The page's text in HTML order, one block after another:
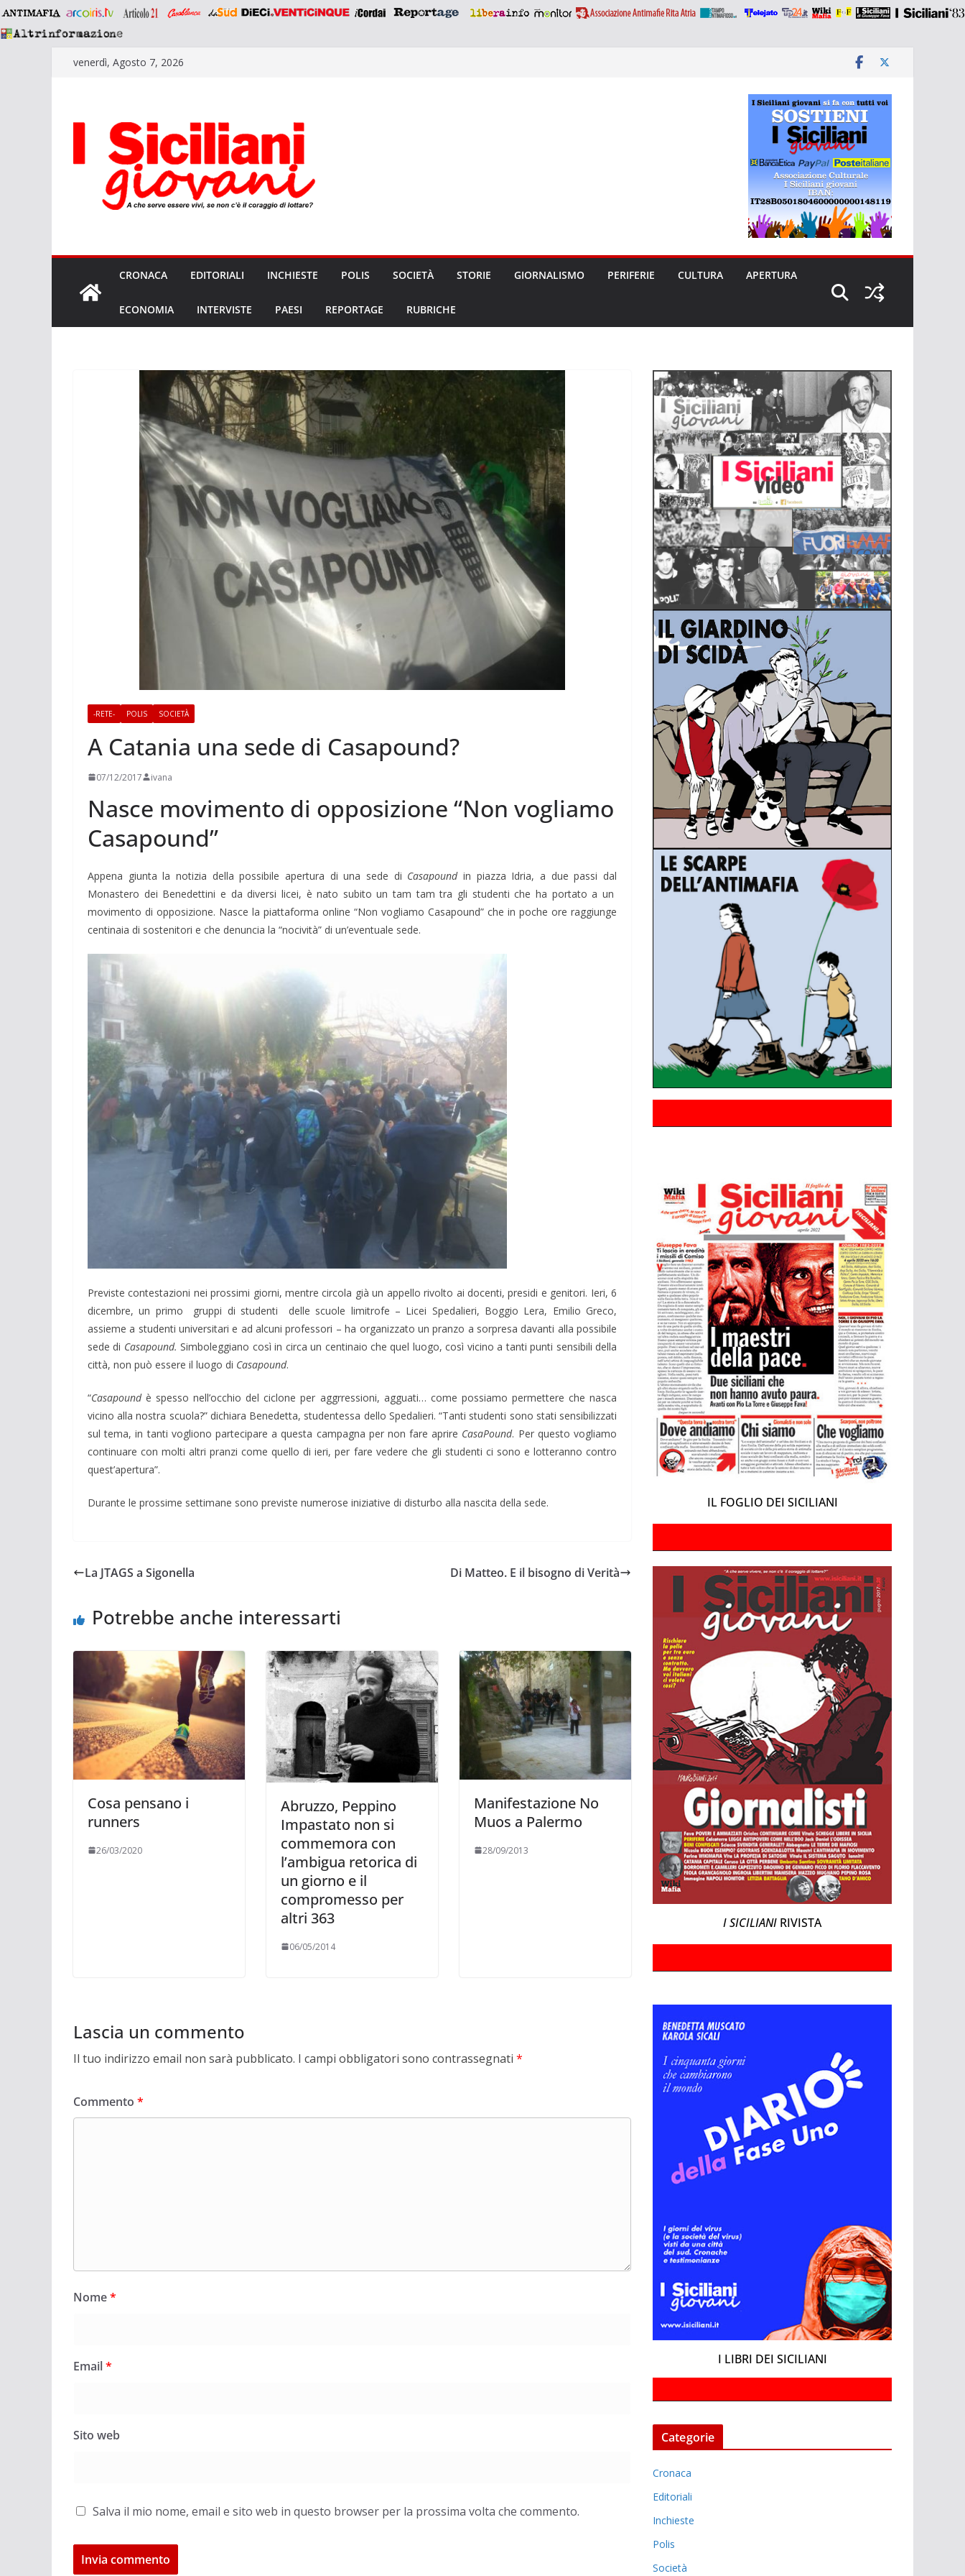
Saltavenerdì, Agosto 7, 2026
CRONACA EDITORIALI INCHIESTE POLIS SOCIETÀ STORIE GIORNALISMO PERIFERIE CULTURA APERTURA
ECONOMIA INTERVISTE PAESI REPORTAGE RUBRICHE
-RETE- POLIS SOCIETÀ
A Catania una sede di Casapound?
07/12/2017 ivana
Nasce movimento di opposizione “Non vogliamo
Casapound”
Appena giunta la notizia della possibile apertura di una sede di Casapoundin piazza Idria, a due passi dal
Monastero dei Benedettini e da diversi licei, è nato subito un tam tam tra gli studenti che ha portato a un
movimento di opposizione. Nasce la piattaforma online “Non vogliamo Casapound” che in poche ore raggiunge
centinaia di sostenitori e che denuncia la “nocività” di un’eventuale sede.
Previste contestazioni nei prossimi giorni, mentre circola già un appello rivolto ai docenti, presidi e genitori. Ieri, 6
dicembre, un primo gruppi di studenti delle scuole limitrofe – Licei Spedalieri, Boggio Lera, Emilio Greco,
assieme a studenti universitari e ad alcuni professori – ha organizzato un pranzo a sorpresa davanti alla possibile
sede di Casapound. Simboleggiano così in circa un centinaio che quel luogo, così vicino a tanti punti sensibili della
città, non può essere il luogo di Casapound.
“Casapoundè spesso nell’occhio del ciclone per aggrressioni, agguati… come possiamo permettere che nasca
vicino alla nostra scuola?” dichiara Benedetta, studentessa dello Spedalieri. “Tanti studenti sono stati sensibilizzati
sul tema, in tanti vogliono partecipare a questa campagna per non fare aprire CasaPound. Per questo vogliamo
continuare con molti altri pranzi come quello di ieri, per fare vedere che gli studenti ci sono e lotteranno contro
quest’apertura”.
Durante le prossime settimane sono previste numerose iniziative di disturbo alla nascita della sede.
La JTAGS a Sigonella Di Matteo. E il bisogno di Verità
Potrebbe anche interessarti
Cosa pensano i
runners
26/03/2020
Abruzzo, Peppino
Impastato non si
commemora con
l’ambigua retorica di
un giorno e il
compromesso per
altri 363
06/05/2014
Manifestazione No
Muos a Palermo
28/09/2013
Lascia un commento
Il tuo indirizzo email non sarà pubblicato. I campi obbligatori sono contrassegnati *
Commento *
Nome*
Email*
Sito web
Salva il mio nome, email e sito web in questo browser per la prossima volta che commento.
IL FOGLIO DEI SICILIANI
I SICILIANI RIVISTA
I LIBRI DEI SICILIANI
Categorie
Cronaca
Editoriali
Inchieste
Polis
Società